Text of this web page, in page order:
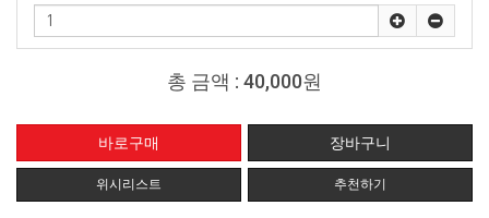
총 금액 : 40,000원
위시리스트 추천하기